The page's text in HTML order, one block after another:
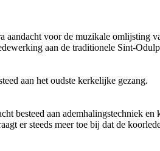
aandacht voor de muzikale omlijsting
aan de traditionele Sint-
aan het oudste kerkelijke gezang.
besteed aan ademhalingstechniek
er steeds meer toe bij dat de